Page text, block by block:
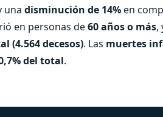
una disminución de 14%en
en personas de60 años o más,
(4.564 decesos). Las muertes
del total.